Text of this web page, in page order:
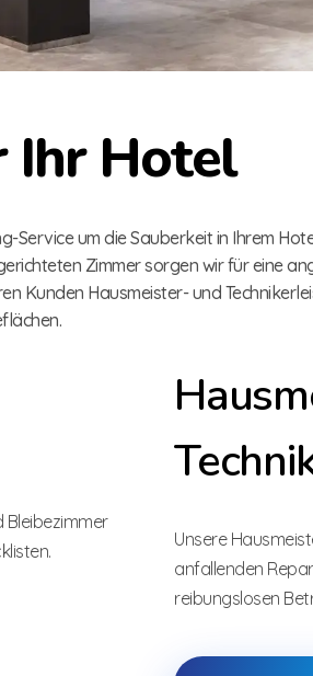
Ihr Hotel
Service um die Sauberkeit in Ihrem
Zimmer sorgen wir für eine
Kunden Hausmeister- und
Unsere
anfallenden
reibungslosen